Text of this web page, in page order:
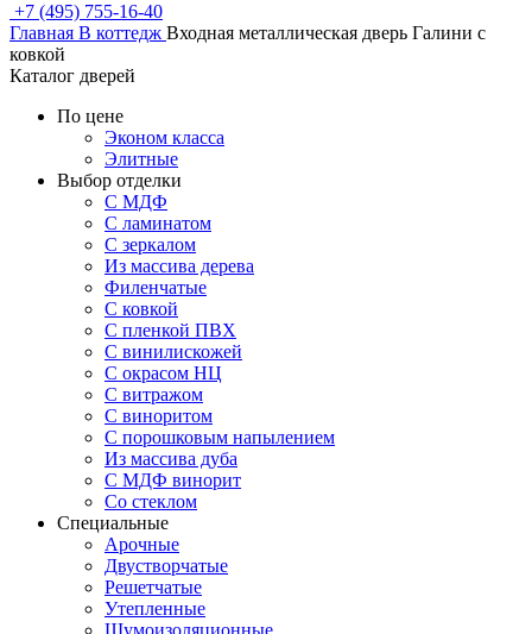
+7 (495) 755-16-40
Главная В коттедж Входная металлическая дверь Галини с
ковкой
Каталог дверей
По цене
Эконом класса
Элитные
Выбор отделки
С МДФ
С ламинатом
С зеркалом
Из массива дерева
Филенчатые
С ковкой
С пленкой ПВХ
С винилискожей
С окрасом НЦ
С витражом
С виноритом
С порошковым напылением
Из массива дуба
С МДФ винорит
Со стеклом
Специальные
Арочные
Двустворчатые
Решетчатые
Утепленные
Шумоизоляционные